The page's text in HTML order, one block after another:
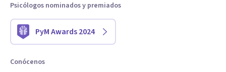
Psicólogos nominados y premiados
PyM Awards 2024
Conócenos